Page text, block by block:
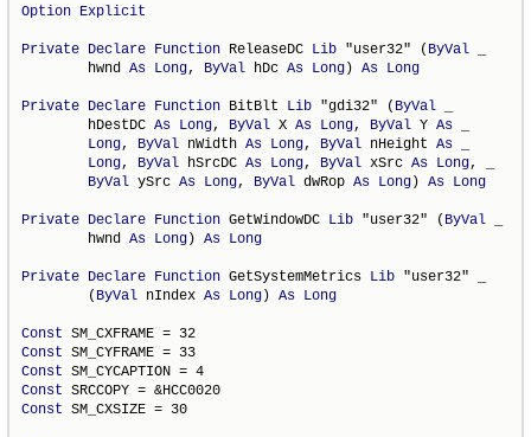
Option Explicit
Private Declare Function ReleaseDC Lib "user32" ( ByVal
        hwnd
As Long, ByVal hDc As Long) As Long
Private Declare Function BitBlt Lib "gdi32" ( ByVal
        hDestDC
As Long, ByVal X As Long, ByVal Y As
Long, ByVal nWidth As Long, ByVal nHeight As
Long, ByVal hSrcDC As Long, ByVal xSrc As Long, _
ByVal ySrc As Long, ByVal dwRop As Long) As Long
Private Declare Function GetWindowDC Lib "user32" ( ByVal
        hwnd
As Long) As Long
Private Declare Function GetSystemMetrics Lib "user32" _
        (
ByVal nIndex As Long) As Long
Const
Const
Const
Const
Const SM_CXSIZE = 30